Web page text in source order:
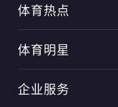
体育热点
体育明星
企业服务